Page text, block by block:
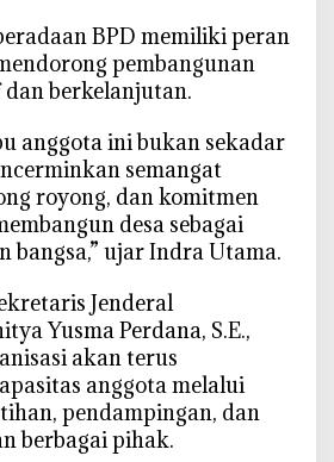
BPD memiliki peran
pembangunan
berkelanjutan.
anggota ini bukan sekadar
semangat
royong, dan komitmen
desa sebagai
bangsa,” ujar Indra Utama.
Jenderal
Yusma Perdana, S.E.,
akan terus
anggota melalui
pendampingan, dan
berbagai pihak.